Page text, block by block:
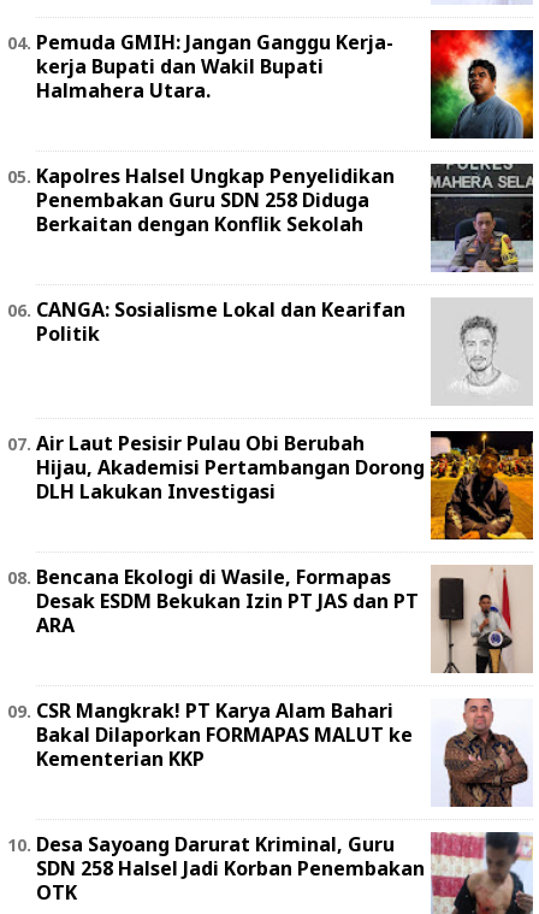
Pemuda GMIH: Jangan Ganggu Kerja-
kerja Bupati dan Wakil Bupati
Halmahera Utara.
Kapolres Halsel Ungkap Penyelidikan
Penembakan Guru SDN 258 Diduga
Berkaitan dengan Konflik Sekolah
CANGA: Sosialisme Lokal dan Kearifan
Politik
Air Laut Pesisir Pulau Obi Berubah
Hijau, Akademisi Pertambangan Dorong
DLH Lakukan Investigasi
Bencana Ekologi di Wasile, Formapas
Desak ESDM Bekukan Izin PT JAS dan PT
ARA
‎CSR Mangkrak! PT Karya Alam Bahari
Bakal Dilaporkan FORMAPAS MALUT ke
Kementerian KKP
Desa Sayoang Darurat Kriminal, Guru
SDN 258 Halsel Jadi Korban Penembakan
OTK